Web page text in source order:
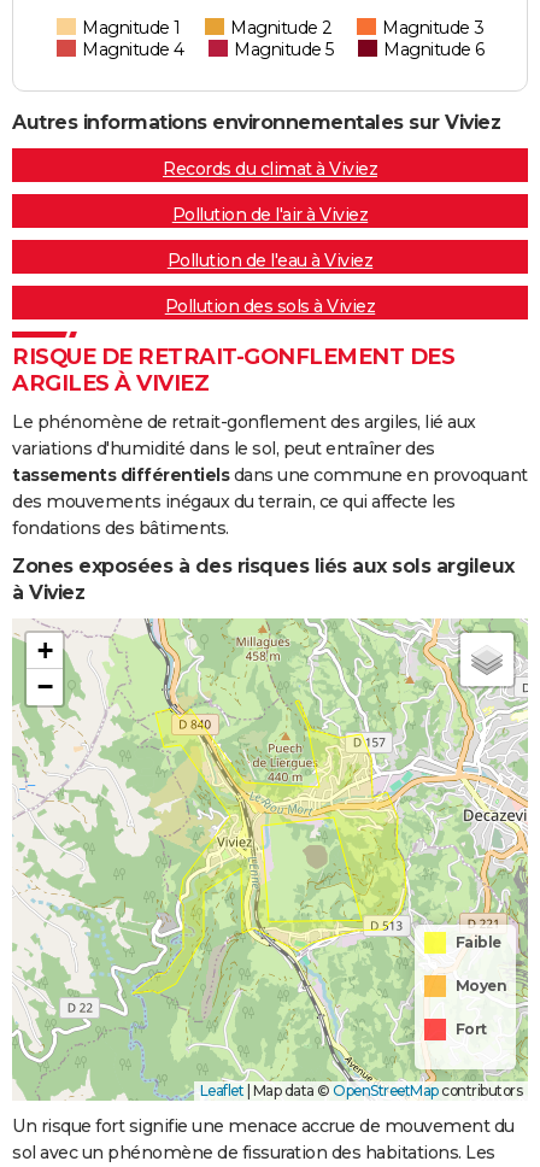
Magnitude 1 Magnitude 2
Magnitude 3
Magnitude 4
Magnitude 5 Magnitude 6
Autres informations environnementales sur Viviez
Records du climat à Viviez
Pollution de l'air à Viviez
Pollution de l'eau à Viviez
Pollution des sols à Viviez
RISQUE DE RETRAIT-GONFLEMENT DES
ARGILES À VIVIEZ
Le phénomène de retrait-gonflement des argiles, lié aux
variations d'humidité dans le sol, peut entraîner des
tassements différentielsdans une commune en provoquant
des mouvements inégaux du terrain, ce qui affecte les
fondations des bâtiments.
Zones exposées à des risques liés aux sols argileux
à Viviez
+
−
Faible
Moyen
Fort
Leaflet Map data © OpenStreetMapcontributors
Un risque fort signifie une menace accrue de mouvement du
sol avec un phénomène de fissuration des habitations. Les